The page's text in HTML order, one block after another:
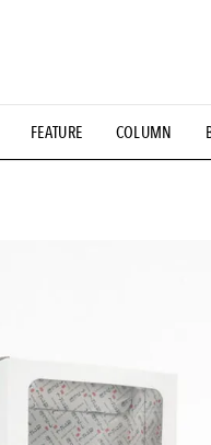
FEATURE COLUMN
#ESSENTIAL DESIGNS #
#Commune H